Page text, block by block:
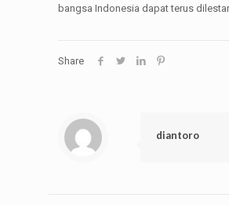
bangsa Indonesia dapat terus
Share
diantoro